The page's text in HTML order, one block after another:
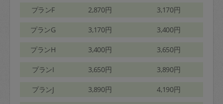
プランF 2,870円 3,170円
プランG 3,170円 3,400円
プランH 3,400円 3,650円
プランI 3,650円 3,890円
プランJ 3,890円 4,190円